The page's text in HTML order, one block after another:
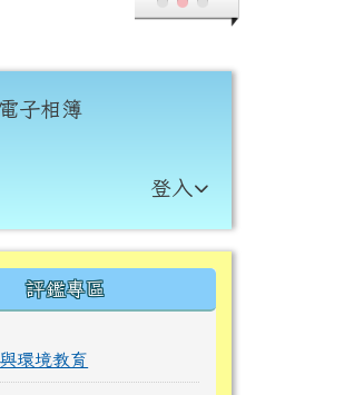
子相簿
登入
域內容
評鑑專區
環境教育